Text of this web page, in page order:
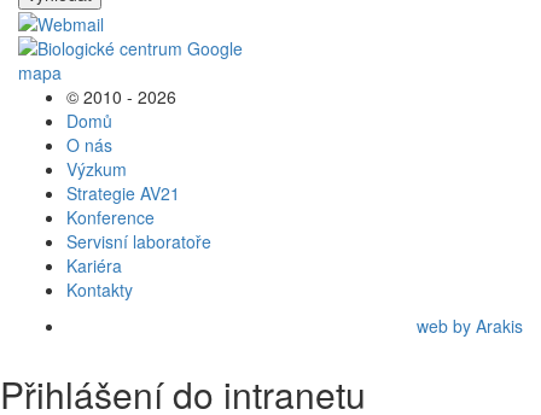
© 2010 - 2026
Domů
O nás
Výzkum
Strategie AV21
Konference
Servisní laboratoře
Kariéra
Kontakty
web by Arakis
Přihlášení do intranetu